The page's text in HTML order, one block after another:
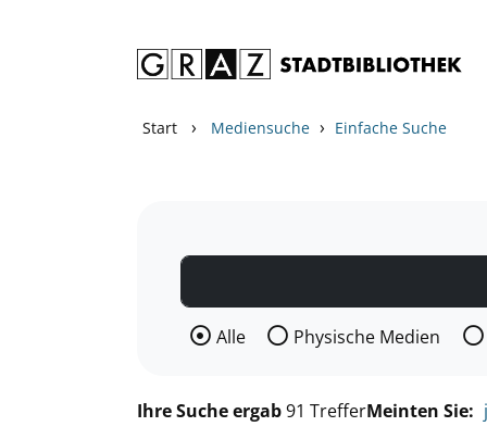
Start › Mediensuche › Einfache Suche
Wählen Sie die Medienart nach der
Alle Physische Medien
Ihre Suche ergab91 TrefferMeinten Sie: